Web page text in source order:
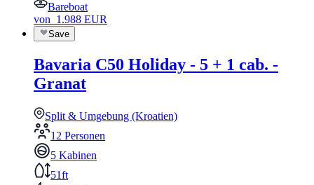
Bareboat
von 1.988 EUR
Save
Bavaria C50 Holiday - 5 + 1 cab. -
Granat
Split & Umgebung (Kroatien)
12 Personen
5 Kabinen
51ft